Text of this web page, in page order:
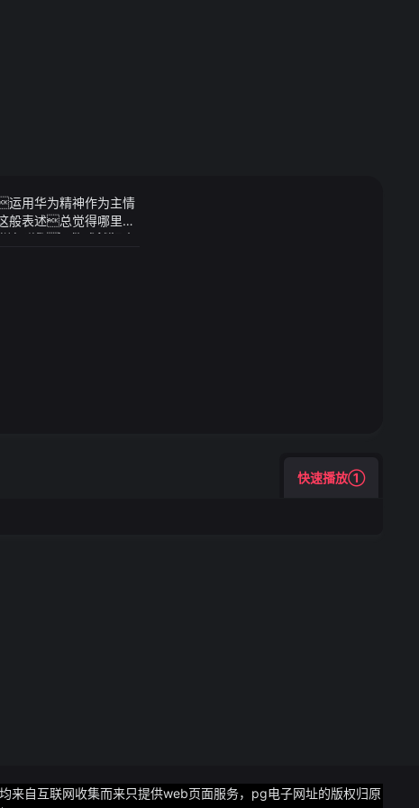
运用华为精神作为主情
般表述总觉得哪里有
下浙江高速石油发展
点陌生不像直接把豪
快速播放①
来自互联网收集而来只提供web页面服务，pg电子网址的版权归原